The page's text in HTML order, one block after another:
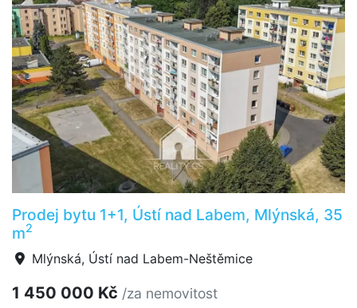
Prodej bytu 1+1, Ústí nad Labem, Mlýnská, 35
m2
Mlýnská, Ústí nad Labem-Neštěmice
1 450 000 Kč /za nemovitost